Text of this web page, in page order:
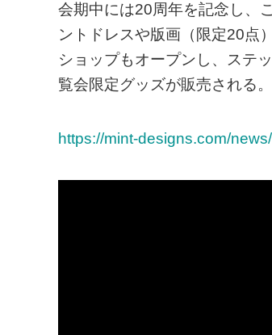
会期中には20周年を記念し、
ントドレスや版画（限定20点
ショップもオープンし、ステ
覧会限定グッズが販売される。
https://mint-designs.com/